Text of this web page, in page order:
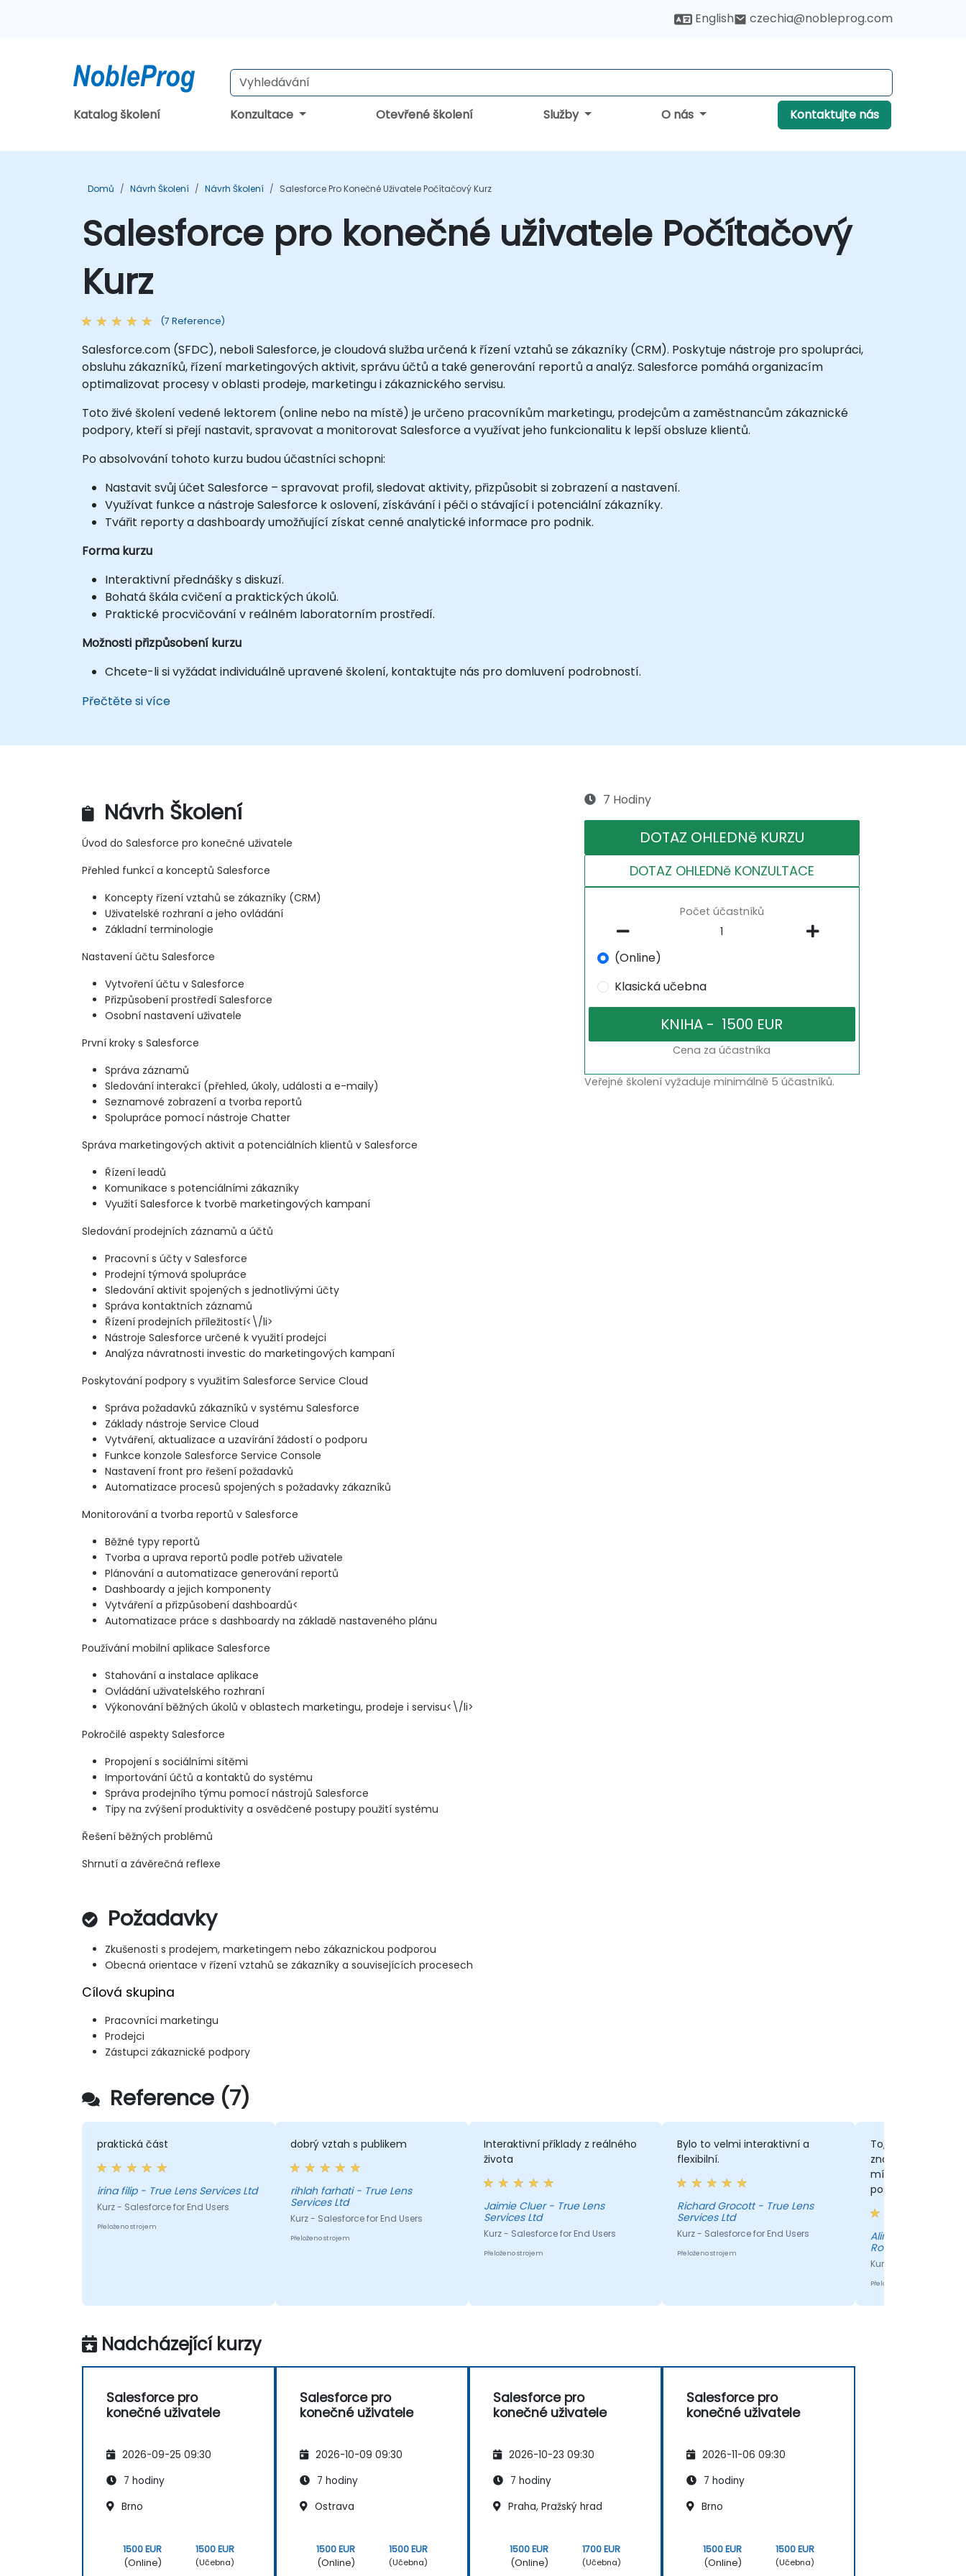
English czechia@nobleprog.com
Katalog školení Konzultace Otevřené školení Služby O nás Kontaktujte nás
Domů Návrh Školení Návrh Školení Salesforce Pro Konečné Uživatele Počítačový Kurz
Salesforce pro konečné uživatele Počítačový
Kurz
(7 Reference)
Salesforce.com (SFDC), neboli Salesforce, je cloudová služba určená k řízení vztahů se zákazníky (CRM). Poskytuje nástroje pro spolupráci,
obsluhu zákazníků, řízení marketingových aktivit, správu účtů a také generování reportů a analýz. Salesforce pomáhá organizacím
optimalizovat procesy v oblasti prodeje, marketingu i zákaznického servisu.
Toto živé školení vedené lektorem (online nebo na místě) je určeno pracovníkům marketingu, prodejcům a zaměstnancům zákaznické
podpory, kteří si přejí nastavit, spravovat a monitorovat Salesforce a využívat jeho funkcionalitu k lepší obsluze klientů.
Po absolvování tohoto kurzu budou účastníci schopni:
Nastavit svůj účet Salesforce – spravovat profil, sledovat aktivity, přizpůsobit si zobrazení a nastavení.
Využívat funkce a nástroje Salesforce k oslovení, získávání i péči o stávající i potenciální zákazníky.
Tvářit reporty a dashboardy umožňující získat cenné analytické informace pro podnik.
Forma kurzu
Interaktivní přednášky s diskuzí.
Bohatá škála cvičení a praktických úkolů.
Praktické procvičování v reálném laboratorním prostředí.
Možnosti přizpůsobení kurzu
Chcete-li si vyžádat individuálně upravené školení, kontaktujte nás pro domluvení podrobností.
Přečtěte si více
Návrh Školení
Úvod do Salesforce pro konečné uživatele
Přehled funkcí a konceptů Salesforce
Koncepty řízení vztahů se zákazníky (CRM)
Uživatelské rozhraní a jeho ovládání
Základní terminologie
Nastavení účtu Salesforce
Vytvoření účtu v Salesforce
Přizpůsobení prostředí Salesforce
Osobní nastavení uživatele
První kroky s Salesforce
Správa záznamů
Sledování interakcí (přehled, úkoly, události a e-maily)
Seznamové zobrazení a tvorba reportů
Spolupráce pomocí nástroje Chatter
Správa marketingových aktivit a potenciálních klientů v Salesforce
Řízení leadů
Komunikace s potenciálními zákazníky
Využití Salesforce k tvorbě marketingových kampaní
Sledování prodejních záznamů a účtů
Pracovní s účty v Salesforce
Prodejní týmová spolupráce
Sledování aktivit spojených s jednotlivými účty
Správa kontaktních záznamů
Řízení prodejních příležitostí<\/li>
Nástroje Salesforce určené k využití prodejci
Analýza návratnosti investic do marketingových kampaní
Poskytování podpory s využitím Salesforce Service Cloud
Správa požadavků zákazníků v systému Salesforce
Základy nástroje Service Cloud
Vytváření, aktualizace a uzavírání žádostí o podporu
Funkce konzole Salesforce Service Console
Nastavení front pro řešení požadavků
Automatizace procesů spojených s požadavky zákazníků
Monitorování a tvorba reportů v Salesforce
Běžné typy reportů
Tvorba a uprava reportů podle potřeb uživatele
Plánování a automatizace generování reportů
Dashboardy a jejich komponenty
Vytváření a přizpůsobení dashboardů<
Automatizace práce s dashboardy na základě nastaveného plánu
Používání mobilní aplikace Salesforce
Stahování a instalace aplikace
Ovládání uživatelského rozhraní
Výkonování běžných úkolů v oblastech marketingu, prodeje i servisu<\/li>
Pokročilé aspekty Salesforce
Propojení s sociálními sítěmi
Importování účtů a kontaktů do systému
Správa prodejního týmu pomocí nástrojů Salesforce
Tipy na zvýšení produktivity a osvědčené postupy použití systému
Řešení běžných problémů
Shrnutí a závěrečná reflexe
Požadavky
Zkušenosti s prodejem, marketingem nebo zákaznickou podporou
Obecná orientace v řízení vztahů se zákazníky a souvisejících procesech
Cílová skupina
Pracovníci marketingu
Prodejci
Zástupci zákaznické podpory
7 Hodiny
DOTAZ OHLEDNě KURZU
DOTAZ OHLEDNě KONZULTACE
Počet účastníků
(Online)
Klasická učebna
Cena za účastníka
Veřejné školení vyžaduje minimálně 5 účastníků.
Reference (7)
praktická část
irina filip - True Lens Services Ltd
Kurz - Salesforce for End Users
Přeloženo strojem
dobrý vztah s publikem
rihlah farhati - True Lens
Services Ltd
Kurz - Salesforce for End Users
Přeloženo strojem
Interaktivní příklady z reálného
života
Jaimie Cluer - True Lens
Services Ltd
Kurz - Salesforce for End Users
Přeloženo strojem
Bylo to velmi interaktivní a
flexibilní.
Richard Grocott - True Lens
Services Ltd
Kurz - Salesforce for End Users
Přeloženo strojem
To, co jsem
znalostí
mít pocit bezpečí,
poskytované
správné a že je
porozumění.
Alina Alexandru - Baumit
Romania Com SRL
Kurz - Salesforce for
Přeloženo strojem
Nadcházející kurzy
Salesforce pro
konečné uživatele
2026-09-25 09:30
7 hodiny
Brno
1500 EUR
(Online)
1500 EUR
(Učebna)
Salesforce pro
konečné uživatele
2026-10-09 09:30
7 hodiny
Ostrava
1500 EUR
(Online)
1500 EUR
(Učebna)
Salesforce pro
konečné uživatele
2026-10-23 09:30
7 hodiny
Praha, Pražský hrad
1500 EUR
(Online)
1700 EUR
(Učebna)
Salesforce pro
konečné uživatele
2026-11-06 09:30
7 hodiny
Brno
1500 EUR
(Online)
1500 EUR
(Učebna)